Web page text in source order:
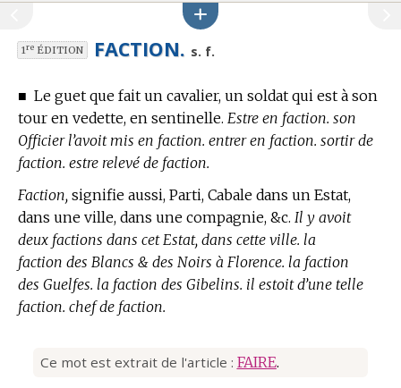
1reÉDITION FACTION. s. f.
■ Le guet que fait un cavalier, un soldat qui est à son
tour en vedette, en sentinelle. Estre en faction. son
Officier l’avoit mis en faction. entrer en faction. sortir de
faction. estre relevé de faction.
Faction, signifie aussi, Parti, Cabale dans un Estat,
dans une ville, dans une compagnie, &c. Il y avoit
deux factions dans cet Estat, dans cette ville. la
faction des Blancs & des Noirs à Florence. la faction
des Guelfes. la faction des Gibelins. il estoit d’une telle
faction. chef de faction.
Ce mot est extrait de l'article : FAIRE.